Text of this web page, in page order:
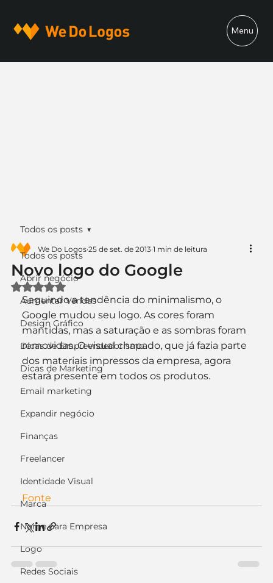
Menu
Todos os posts
Abrir negócio
Aumentar Vendas
Design Gráfico
Dicas de Empreendedorismo
Dicas de Marketing
Email marketing
Expandir negócio
Finanças
Freelancer
Identidade Visual
Marca
Nome para Empresa
Logo
Redes Sociais
Todos os posts
Novo logo do Google
We Do Logos 25 de set. de 2013 1 min de leitura
Avaliado com NaN de 5 estrelas.
Seguindo a tendência do minimalismo, o
Google mudou seu logo. As cores foram
mantidas, mas a saturação e as sombras foram
removidas. O visual chapado, que já fazia parte
dos materiais impressos da empresa, agora
estará presente em todos os produtos.
Fonte